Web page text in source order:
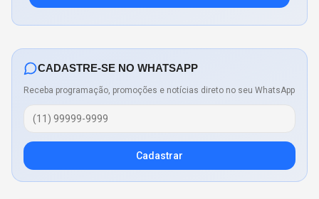
CADASTRE-SE NO WHATSAPP
Receba programação, promoções e notícias direto no seu WhatsApp
Cadastrar